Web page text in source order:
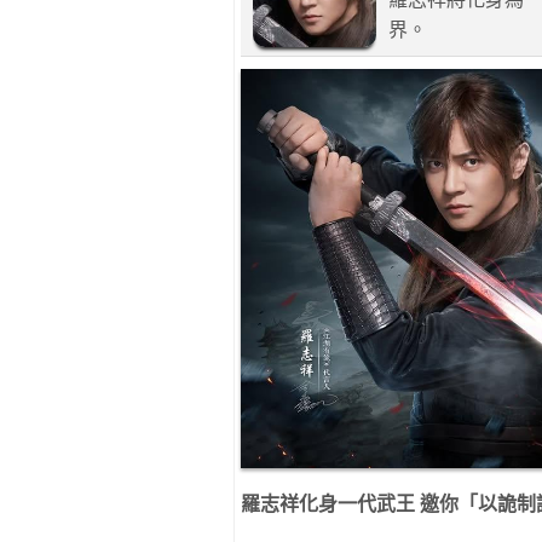
界。
羅志祥化身一代武王 邀你「以詭制